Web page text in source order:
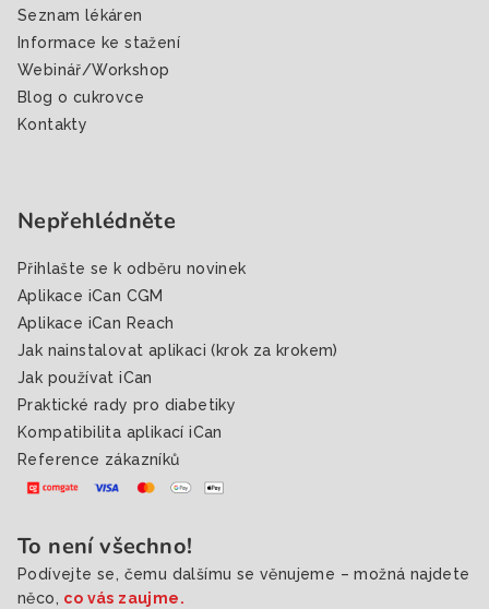
Seznam lékáren
Informace ke stažení
Webinář/Workshop
Blog o cukrovce
Kontakty
Nepřehlédněte
Přihlašte se k odběru novinek
Aplikace iCan CGM
Aplikace iCan Reach
Jak nainstalovat aplikaci (krok za krokem)
Jak používat iCan
Praktické rady pro diabetiky
Kompatibilita aplikací iCan
Reference zákazníků
To není všechno!
Podívejte se, čemu dalšímu se věnujeme – možná najdete
něco, co vás zaujme.